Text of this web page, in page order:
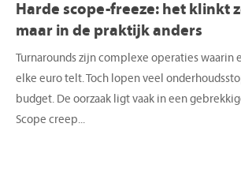
Harde scope-freeze: het klinkt
maar in de praktijk anders
Turnarounds zijn complexe operaties waarin
elke euro telt. Toch lopen veel
budget. De oorzaak ligt vaak in een
Scope creep...